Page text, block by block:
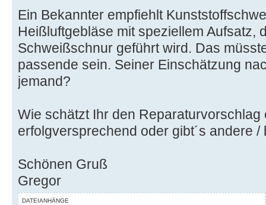
Ein Bekannter empfiehlt
Heißluftgebläse mit speziellem Aufsatz,
Schweißschnur geführt wird. Das
passende sein. Seiner Einschätzung
jemand?
Wie schätzt Ihr den Reparaturvorschlag
erfolgversprechend oder gibt´s andere
Schönen Gruß
Gregor
DATEIANHÄNGE